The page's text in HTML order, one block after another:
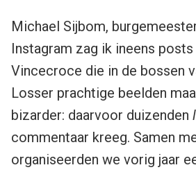
Michael Sijbom,
Instagram zag ik ineens posts
Vincecroce die in de bossen
Losser prachtige beelden
bizarder: daarvoor duizenden
commentaar kreeg. Samen
organiseerden we vorig jaar